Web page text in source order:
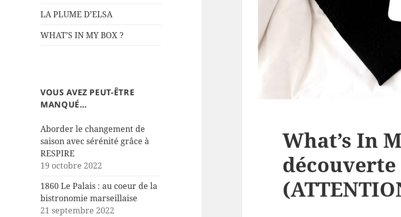
LA PLUME D’ELSA
WHAT’S IN MY BOX ?
VOUS AVEZ PEUT-ÊTRE
MANQUÉ…
Aborder le changement de
saison avec sérénité grâce à
RESPIRE
19 octobre 2022
1860 Le Palais : au coeur de la
bistronomie marseillaise
21 septembre 2022
What’s In